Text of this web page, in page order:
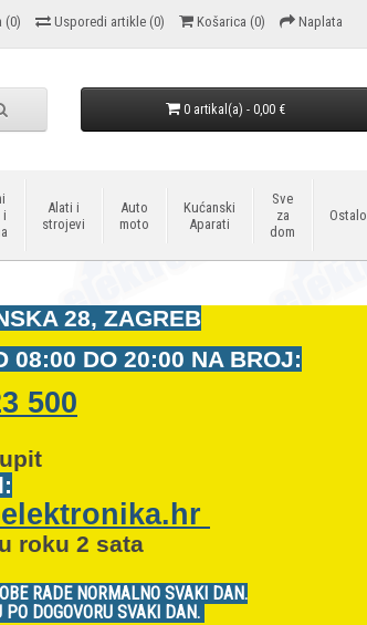
(0) Usporedi artikle (0) Košarica (0) Naplata
0 artikal(a) - 0,00 €
i
Alati i
strojevi
Auto
moto
Kućanski
Aparati
Sve
za
dom
Ostalo
28, ZAGREB
08:00 DO 20:00 NA BROJ:
500
roku 2 sata
RADE NORMALNO SVAKI DAN.
DOGOVORU SVAKI DAN.